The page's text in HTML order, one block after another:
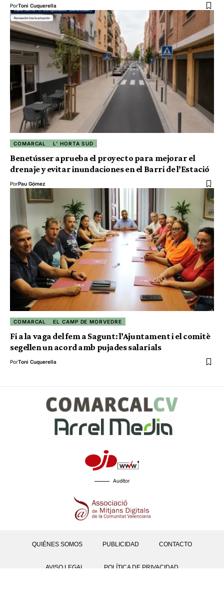
PorToni Cuquerella
COMARCAL L' HORTA SUD
Benetússer aprueba el proyecto para mejorar el
drenaje y evitar inundaciones en el Barri de l’Estació
PorPau Gómez
COMARCAL EL CAMP DE MORVEDRE
Fi a la vaga del fem a Sagunt: l’Ajuntament i el comitè
segellen un acord amb pujades salarials
PorToni Cuquerella
Auditor
QUIÉNES SOMOS PUBLICIDAD CONTACTO
AVISO LEGAL POLÍTICA DE PRIVACIDAD